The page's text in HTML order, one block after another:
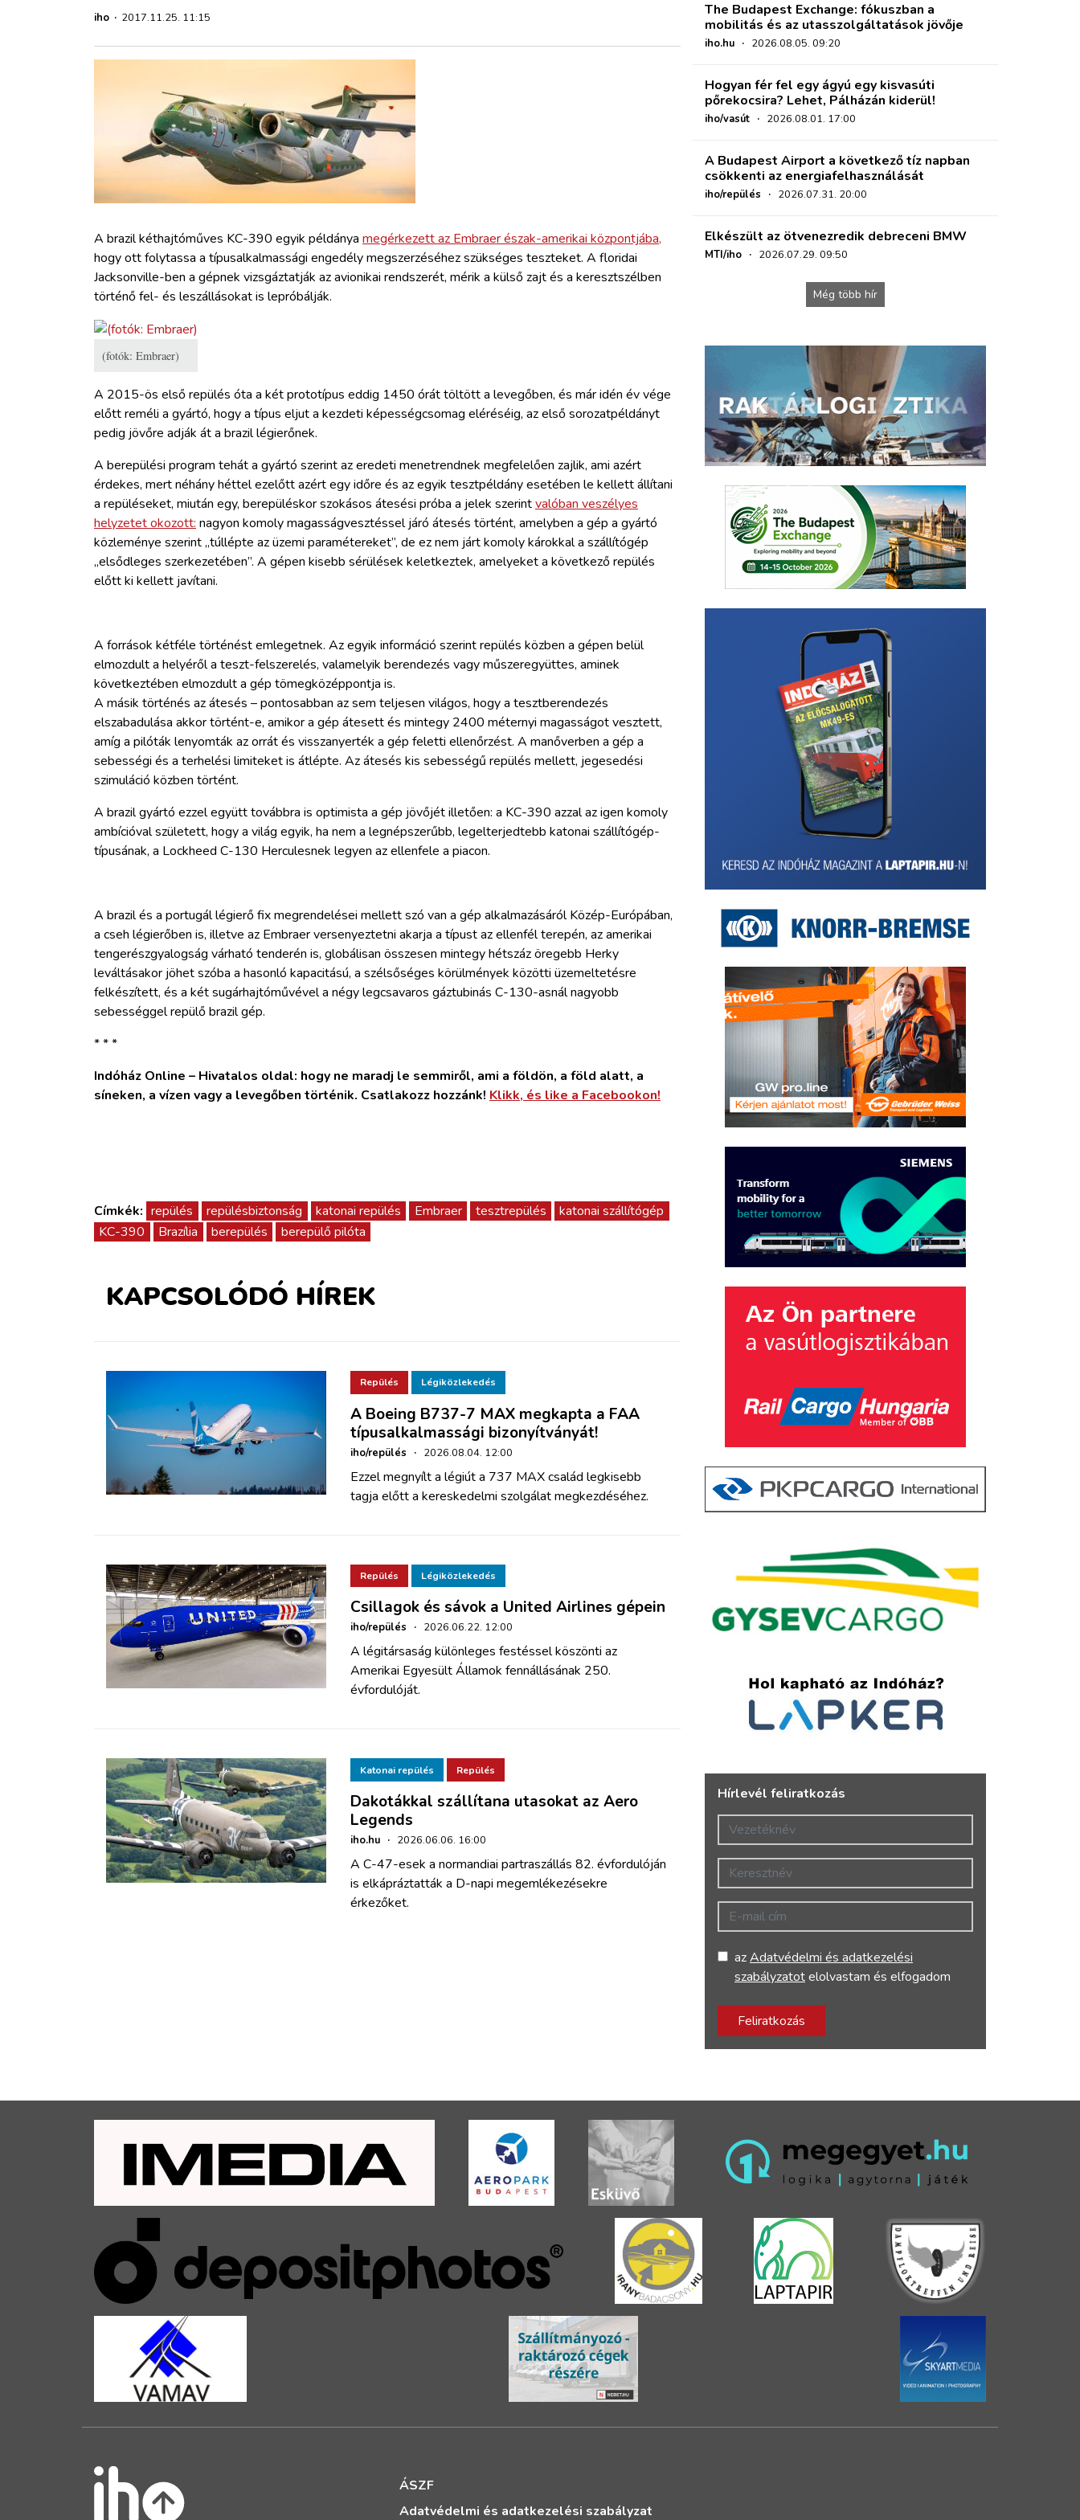
HAJÓZÁS
WEBSHOP
BELÉPÉS
REGISZTRÁCIÓ
iho · 2017.11.25. 11:15
A brazil kéthajtóműves KC-390 egyik példánya megérkezett az Embraer észak-amerikai központjába,
hogy ott folytassa a típusalkalmassági engedély megszerzéséhez szükséges teszteket. A floridai
Jacksonville-ben a gépnek vizsgáztatják az avionikai rendszerét, mérik a külső zajt és a keresztszélben
történő fel- és leszállásokat is lepróbálják.
(fotók: Embraer)
A 2015-ös első repülés óta a két prototípus eddig 1450 órát töltött a levegőben, és már idén év vége
előtt reméli a gyártó, hogy a típus eljut a kezdeti képességcsomag eléréséig, az első sorozatpéldányt
pedig jövőre adják át a brazil légierőnek.
A berepülési program tehát a gyártó szerint az eredeti menetrendnek megfelelően zajlik, ami azért
érdekes, mert néhány héttel ezelőtt azért egy időre és az egyik tesztpéldány esetében le kellett állítani
a repüléseket, miután egy, berepüléskor szokásos átesési próba a jelek szerintvalóban veszélyes
helyzetet okozott: nagyon komoly magasságvesztéssel járó átesés történt, amelyben a gép a gyártó
közleménye szerint „túllépte az üzemi paramétereket”, de ez nem járt komoly károkkal a szállítógép
„elsődleges szerkezetében”. A gépen kisebb sérülések keletkeztek, amelyeket a következő repülés
előtt ki kellett javítani.
A források kétféle történést emlegetnek. Az egyik információ szerint repülés közben a gépen belül
elmozdult a helyéről a teszt-felszerelés, valamelyik berendezés vagy műszeregyüttes, aminek
következtében elmozdult a gép tömegközéppontja is.
A másik történés az átesés – pontosabban az sem teljesen világos, hogy a tesztberendezés
elszabadulása akkor történt-e, amikor a gép átesett és mintegy 2400 méternyi magasságot vesztett,
amíg a pilóták lenyomták az orrát és visszanyerték a gép feletti ellenőrzést. A manőverben a gép a
sebességi és a terhelési limiteket is átlépte. Az átesés kis sebességű repülés mellett, jegesedési
szimuláció közben történt.
A brazil gyártó ezzel együtt továbbra is optimista a gép jövőjét illetően: a KC-390 azzal az igen komoly
ambícióval született, hogy a világ egyik, ha nem a legnépszerűbb, legelterjedtebb katonai szállítógép-
típusának, a Lockheed C-130 Herculesnek legyen az ellenfele a piacon.
A brazil és a portugál légierő fix megrendelései mellett szó van a gép alkalmazásáról Közép-Európában,
a cseh légierőben is, illetve az Embraer versenyeztetni akarja a típust az ellenfél terepén, az amerikai
tengerészgyalogság várható tenderén is, globálisan összesen mintegy hétszáz öregebb Herky
leváltásakor jöhet szóba a hasonló kapacitású, a szélsőséges körülmények közötti üzemeltetésre
felkészített, és a két sugárhajtóművével a négy legcsavaros gáztubinás C-130-asnál nagyobb
sebességgel repülő brazil gép.
* * *
Indóház Online – Hivatalos oldal: hogy ne maradj le semmiről, ami a földön, a föld alatt, a
síneken, a vízen vagy a levegőben történik. Csatlakozz hozzánk! Klikk, és like a Facebookon!
Címkék: repülés repülésbiztonság katonai repülés Embraer tesztrepülés
katonai szállítógép
KC-390
Brazília berepülés berepülő pilóta
KAPCSOLÓDÓ HÍREK
Repülés Légiközlekedés
A Boeing B737-7 MAX megkapta a FAA
típusalkalmassági bizonyítványát!
iho/repülés · 2026.08.04. 12:00
Ezzel megnyílt a légiút a 737 MAX család legkisebb
tagja előtt a kereskedelmi szolgálat megkezdéséhez.
Repülés Légiközlekedés
Csillagok és sávok a United Airlines gépein
iho/repülés · 2026.06.22. 12:00
A légitársaság különleges festéssel köszönti az
Amerikai Egyesült Államok fennállásának 250.
évfordulóját.
Katonai repülés Repülés
Dakotákkal szállítana utasokat az Aero
Legends
iho.hu · 2026.06.06. 16:00
A C-47-esek a normandiai partraszállás 82. évfordulóján
is elkápráztatták a D-napi megemlékezésekre
érkezőket.
The Budapest Exchange: fókuszban a
mobilitás és az utasszolgáltatások jövője
iho.hu · 2026.08.05. 09:20
Hogyan fér fel egy ágyú egy kisvasúti
pőrekocsira? Lehet, Pálházán kiderül!
iho/vasút · 2026.08.01. 17:00
A Budapest Airport a következő tíz napban
csökkenti az energiafelhasználását
iho/repülés · 2026.07.31. 20:00
Elkészült az ötvenezredik debreceni BMW
MTI/iho · 2026.07.29. 09:50
Még több hír
Hírlevél feliratkozás
Vezetéknév
Keresztnév
E-mail cím
azAdatvédelmi és adatkezelési
szabályzatotelolvastam és elfogadom
Feliratkozás
ÁSZF
Adatvédelmi és adatkezelési szabályzat